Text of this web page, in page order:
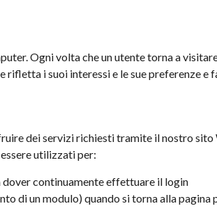
Ogni volta che un utente torna a
i suoi interessi e le sue preferenze e
dei servizi richiesti tramite il nostro sito
utilizzati per:
dover continuamente effettuare il login
di un modulo) quando si torna alla pagina